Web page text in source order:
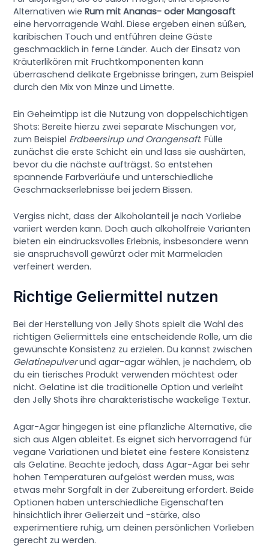
Alternativen wieRum mit Ananas- oder Mangosaft
eine hervorragende Wahl. Diese ergeben einen süßen,
karibischen Touch und entführen deine Gäste
geschmacklich in ferne Länder. Auch der Einsatz von
Kräuterlikören mit Fruchtkomponenten kann
überraschend delikate Ergebnisse bringen, zum Beispiel
durch den Mix von Minze und Limette.
Ein Geheimtipp ist die Nutzung von doppelschichtigen
Shots: Bereite hierzu zwei separate Mischungen vor,
zum Beispiel Erdbeersirup und Orangensaft. Fülle
zunächst die erste Schicht ein und lass sie aushärten,
bevor du die nächste aufträgst. So entstehen
spannende Farbverläufe und unterschiedliche
Geschmackserlebnisse bei jedem Bissen.
Vergiss nicht, dass der Alkoholanteil je nach Vorliebe
variiert werden kann. Doch auch alkoholfreie Varianten
bieten ein eindrucksvolles Erlebnis, insbesondere wenn
sie anspruchsvoll gewürzt oder mit Marmeladen
verfeinert werden.
Richtige Geliermittel nutzen
Bei der Herstellung von Jelly Shots spielt die Wahl des
richtigen Geliermittels eine entscheidende Rolle, um die
gewünschte Konsistenz zu erzielen. Du kannst zwischen
Gelatinepulverund agar-agar wählen, je nachdem, ob
du ein tierisches Produkt verwenden möchtest oder
nicht. Gelatine ist die traditionelle Option und verleiht
den Jelly Shots ihre charakteristische wackelige Textur.
Agar-Agar hingegen ist eine pflanzliche Alternative, die
sich aus Algen ableitet. Es eignet sich hervorragend für
vegane Variationen und bietet eine festere Konsistenz
als Gelatine. Beachte jedoch, dass Agar-Agar bei sehr
hohen Temperaturen aufgelöst werden muss, was
etwas mehr Sorgfalt in der Zubereitung erfordert. Beide
Optionen haben unterschiedliche Eigenschaften
hinsichtlich ihrer Gelierzeit und -stärke, also
experimentiere ruhig, um deinen persönlichen Vorlieben
gerecht zu werden.